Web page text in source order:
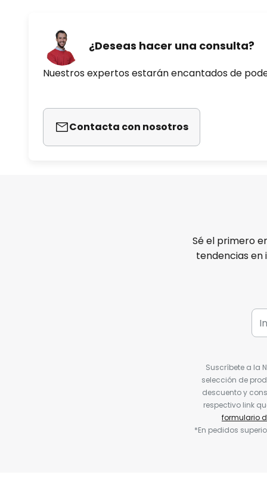
¿Deseas hacer una consulta?
Nuestros expertos estarán encantados de
Contacta con nosotros
Sé el primero
tendencias en
Suscríbete a la
selección de
descuento y
respectivo link
formulario
*En pedidos